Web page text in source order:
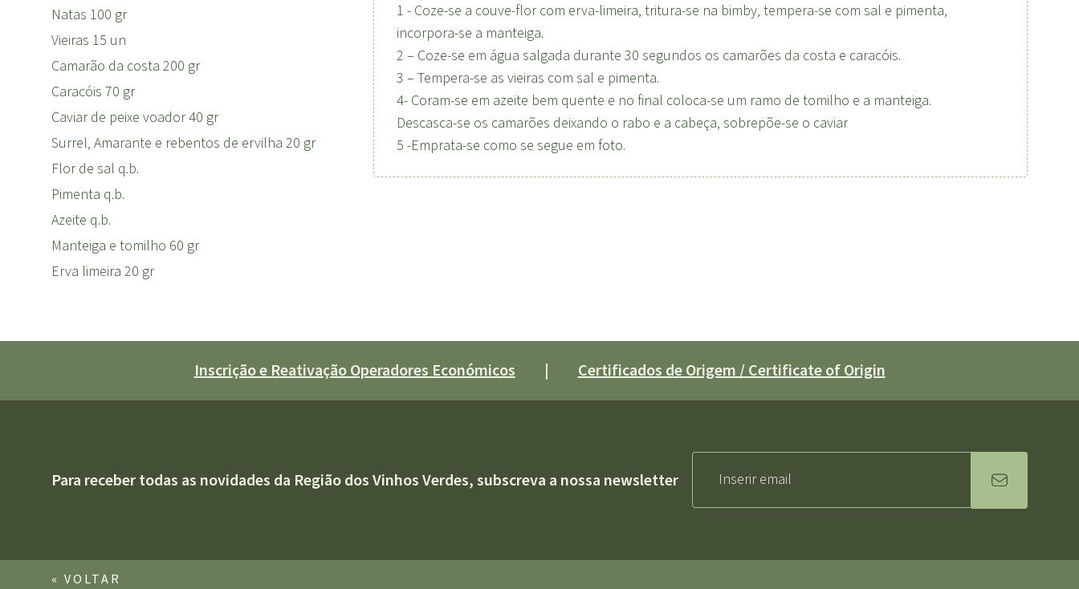
Natas 100 gr
Vieiras 15 un
Camarão da costa 200 gr
Caracóis 70 gr
Caviar de peixe voador 40 gr
Surrel, Amarante e rebentos de ervilha 20 gr
Flor de sal q.b.
Pimenta q.b.
Azeite q.b.
Manteiga e tomilho 60 gr
Erva limeira 20 gr
1 - Coze-se a couve-flor com erva-limeira, tritura-se na bimby, tempera-se com sal e pimenta,
incorpora-se a manteiga.
2 – Coze-se em água salgada durante 30 segundos os camarões da costa e caracóis.
3 – Tempera-se as vieiras com sal e pimenta.
4- Coram-se em azeite bem quente e no final coloca-se um ramo de tomilho e a manteiga.
Descasca-se os camarões deixando o rabo e a cabeça, sobrepõe-se o caviar
5 -Emprata-se como se segue em foto.
Inscrição e Reativação Operadores Económicos | Certificados de Origem / Certificate of Origin
Para receber todas as novidades da Região dos Vinhos Verdes, subscreva a nossa newsletter
« VOLTAR